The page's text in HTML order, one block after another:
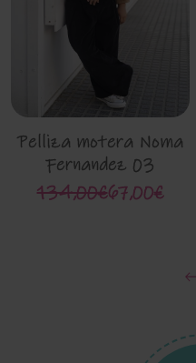
Pelliza motera Noma
Fernandez 03
134,00€67,00€